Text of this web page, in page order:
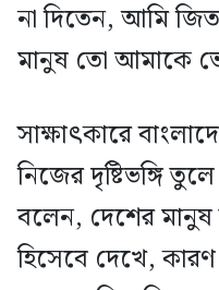
না দিতেন, আমি
মানুষ তো আমাকে
সাক্ষাৎকারে
নিজের দৃষ্টিভঙ্গি
বলেন, দেশের মানুষ
হিসেবে দেখে,